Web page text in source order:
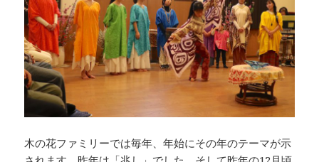
木の花ファミリーでは毎年、年始にその年のテーマが示